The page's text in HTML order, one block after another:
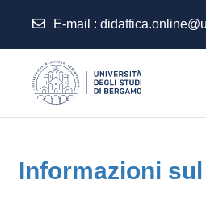
E-mail :
Informazioni